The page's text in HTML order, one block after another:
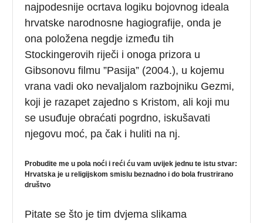
najpodesnije ocrtava logiku bojovnog ideala
hrvatske narodnosne hagiografije, onda je
ona položena negdje između tih
Stockingerovih riječi i onoga prizora u
Gibsonovu filmu ”Pasija” (2004.), u kojemu
vrana vadi oko nevaljalom razbojniku Gezmi,
koji je razapet zajedno s Kristom, ali koji mu
se usuđuje obraćati pogrdno, iskušavati
njegovu moć, pa čak i huliti na nj.
Probudite me u pola noći i reći ću vam uvijek jednu te istu stvar:
Hrvatska je u religijskom smislu beznadno i do bola frustrirano
društvo
Pitate se što je tim dvjema slikama